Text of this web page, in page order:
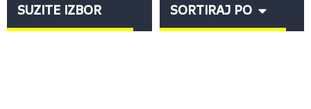
SUZITE IZBOR
SORTIRAJ PO